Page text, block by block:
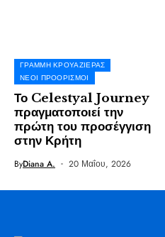
ΓΡΑΜΜΉ ΚΡΟΥΑΖΙΈΡΑΣ
ΝΈΟΙ ΠΡΟΟΡΙΣΜΟΊ
Το Celestyal Journey
πραγματοποιεί την
πρώτη του προσέγγιση
στην Κρήτη
ByDiana A. 20 Μαΐου, 2026